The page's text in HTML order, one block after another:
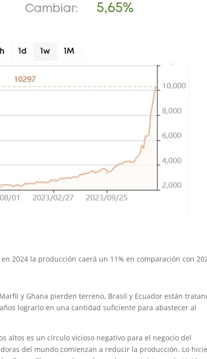
2024 la producción caerá un 11% en comparación con
y Ghana pierden terreno, Brasil y Ecuador están
lograrlo en una cantidad suficiente para abastecer al
altos es un círculo vicioso negativo para el negocio del
del mundo comienzan a reducir la producción. Lo